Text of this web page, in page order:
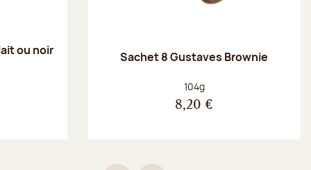
ou noir
Sachet 8 Gustaves Brownie
Poids net :
104g
8,20 €